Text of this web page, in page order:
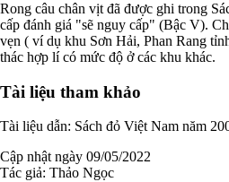
Rong câu chân vịt đã được ghi trong
cấp đánh giá "sẽ nguy cấp" (Bậc V).
vẹn ( ví dụ khu Sơn Hải, Phan Rang
thác hợp lí có mức độ ở các khu khác.
Tài liệu tham khảo
Tài liệu dẫn: Sách đỏ Việt Nam năm
Cập nhật ngày 09/05/2022
Tác giả: Thảo Ngọc